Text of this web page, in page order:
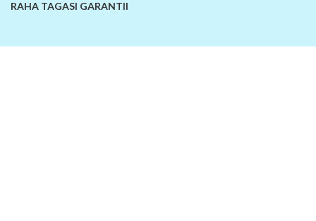
RAHA TAGASI GARANTII